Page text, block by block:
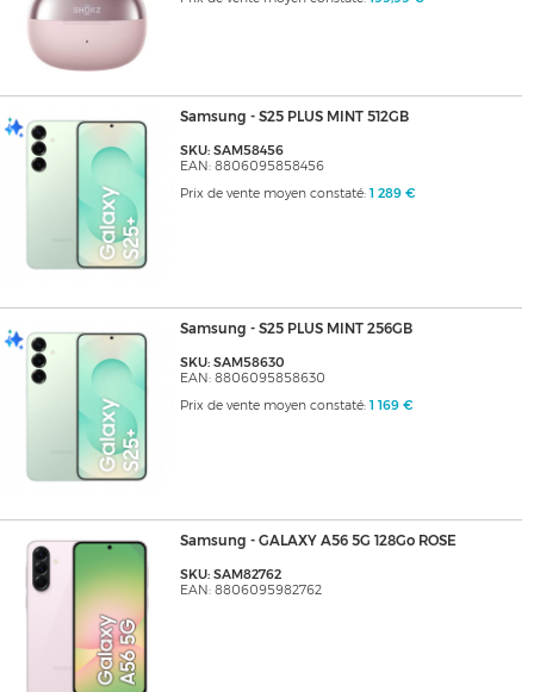
Samsung - S25 PLUS MINT 512GB
SKU: SAM58456
EAN: 8806095858456
Prix de vente moyen constaté: 1 289 €
Samsung - S25 PLUS MINT 256GB
SKU: SAM58630
EAN: 8806095858630
Prix de vente moyen constaté: 1 169 €
Samsung - GALAXY A56 5G 128Go ROSE
SKU: SAM82762
EAN: 8806095982762